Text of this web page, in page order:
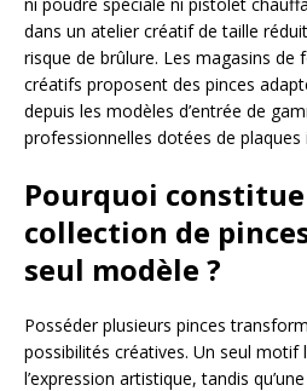
dans un atelier créatif de taille
risque de brûlure. Les magasins de
créatifs proposent des pinces
depuis les modèles d’entrée de
professionnelles dotées de plaques
Pourquoi
collection de
seul modèle ?
Posséder plusieurs pinces
possibilités créatives. Un seul motif
l’expression artistique, tandis